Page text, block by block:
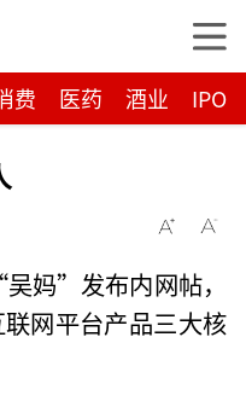
费 医药 酒业 IPO
妈”发布内网帖，
网平台产品三大核